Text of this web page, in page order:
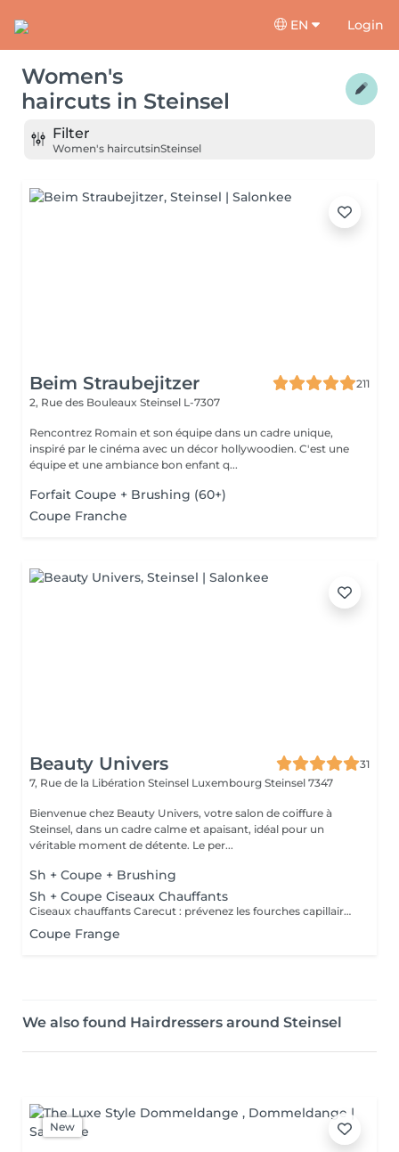
EN Login
Women's
haircuts in Steinsel
Filter
Women's haircutsinSteinsel
Beim Straubejitzer
211
2, Rue des Bouleaux Steinsel L-7307
Rencontrez Romain et son équipe dans un cadre unique,
inspiré par le cinéma avec un décor hollywoodien. C'est une
équipe et une ambiance bon enfant q...
Forfait Coupe + Brushing (60+)
Coupe Franche
Beauty Univers
31
7, Rue de la Libération Steinsel Luxembourg Steinsel 7347
Bienvenue chez Beauty Univers, votre salon de coiffure à
Steinsel, dans un cadre calme et apaisant, idéal pour un
véritable moment de détente. Le per...
Sh + Coupe + Brushing
Sh + Coupe Ciseaux Chauffants
Ciseaux chauffants Carecut : prévenez les fourches capillaires grâce aux lames chauffantes. En effet, la chaleur apportée par les lames chauffantes permet aux substances hydratantes et nutritives présentes dans les fibres capillaires, ainsi qu'aux pigments, de rester à l'intérieur de celle-ci. Le cheveu cicatrise ainsi immédiatement, croit en résistance et garde une forme belle et une texture douce. Brushing non compris
Coupe Frange
We also found Hairdressers around Steinsel
New